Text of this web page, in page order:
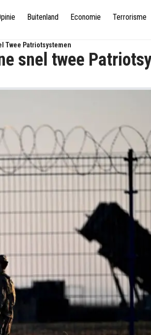
Buitenland Economie Terrorisme
Twee Patriotsystemen
snel twee